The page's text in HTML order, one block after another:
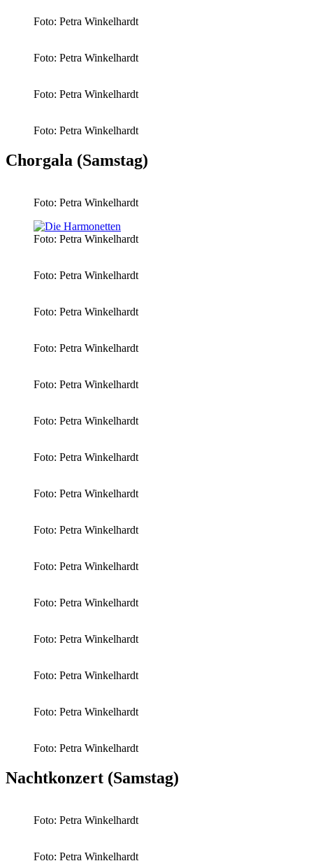
Foto: Petra Winkelhardt
Foto: Petra Winkelhardt
Foto: Petra Winkelhardt
Foto: Petra Winkelhardt
Chorgala (Samstag)
Foto: Petra Winkelhardt
Foto: Petra Winkelhardt
Foto: Petra Winkelhardt
Foto: Petra Winkelhardt
Foto: Petra Winkelhardt
Foto: Petra Winkelhardt
Foto: Petra Winkelhardt
Foto: Petra Winkelhardt
Foto: Petra Winkelhardt
Foto: Petra Winkelhardt
Foto: Petra Winkelhardt
Foto: Petra Winkelhardt
Foto: Petra Winkelhardt
Foto: Petra Winkelhardt
Foto: Petra Winkelhardt
Foto: Petra Winkelhardt
Nachtkonzert (Samstag)
Foto: Petra Winkelhardt
Foto: Petra Winkelhardt